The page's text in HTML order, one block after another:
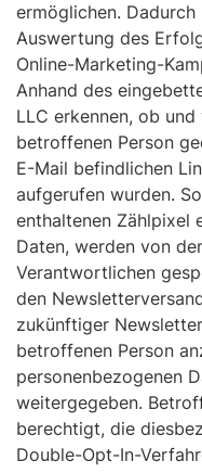
ermöglichen.
Auswertung des
Online-Marketing-
Anhand des
LLC erkennen, ob
betroffenen Person
E-Mail befindlichen
aufgerufen wurden.
enthaltenen Zählpixel
Daten, werden von
Verantwortlichen
den
zukünftiger
betroffenen Person
personenbezogenen
weitergegeben.
berechtigt, die
Double-Opt-In-